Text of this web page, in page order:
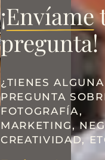
¡Envíame
pregunta!
¿TIENES ALGUNA
PREGUNTA
FOTOGRAFÍA,
MARKETING,
CREATIVIDAD,